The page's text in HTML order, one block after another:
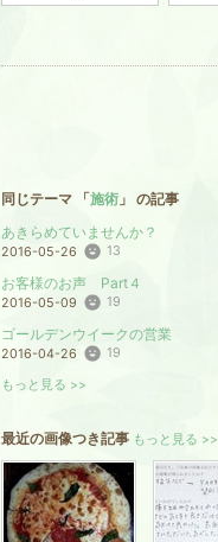
同じテーマ 「施術 」 の記事
あきらめていませんか？
2016-05-26 13
お客様のお声 Part４
2016-05-09 19
ゴールデンウイークの営業
2016-04-26 19
もっと見る >>
最近の画像つき記事 もっと見る >>